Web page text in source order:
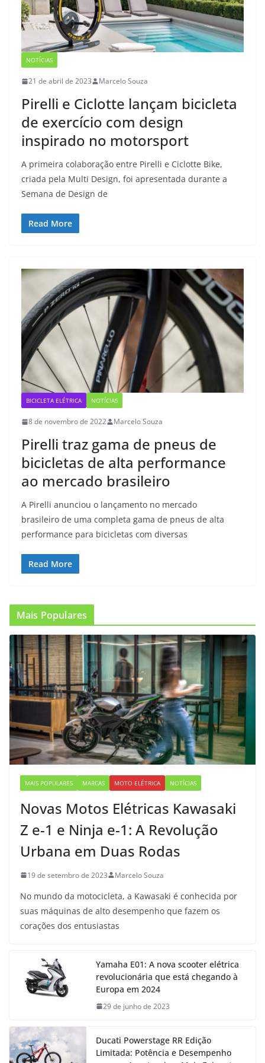
NOTÍCIAS
21 de abril de 2023 Marcelo Souza
Pirelli e Ciclotte lançam bicicleta
de exercício com design
inspirado no motorsport
A primeira colaboração entre Pirelli e Ciclotte Bike,
criada pela Multi Design, foi apresentada durante a
Semana de Design de
Read More
BICICLETA ELÉTRICA NOTÍCIAS
8 de novembro de 2022 Marcelo Souza
Pirelli traz gama de pneus de
bicicletas de alta performance
ao mercado brasileiro
A Pirelli anunciou o lançamento no mercado
brasileiro de uma completa gama de pneus de alta
performance para bicicletas com diversas
Read More
Mais Populares
MAIS POPULARES MARCAS MOTO ELÉTRICA NOTÍCIAS
Novas Motos Elétricas Kawasaki
Z e-1 e Ninja e-1: A Revolução
Urbana em Duas Rodas
19 de setembro de 2023 Marcelo Souza
No mundo da motocicleta, a Kawasaki é conhecida por
suas máquinas de alto desempenho que fazem os
corações dos entusiastas
Yamaha E01: A nova scooter elétrica
revolucionária que está chegando à
Europa em 2024
29 de junho de 2023
Ducati Powerstage RR Edição
Limitada: Potência e Desempenho